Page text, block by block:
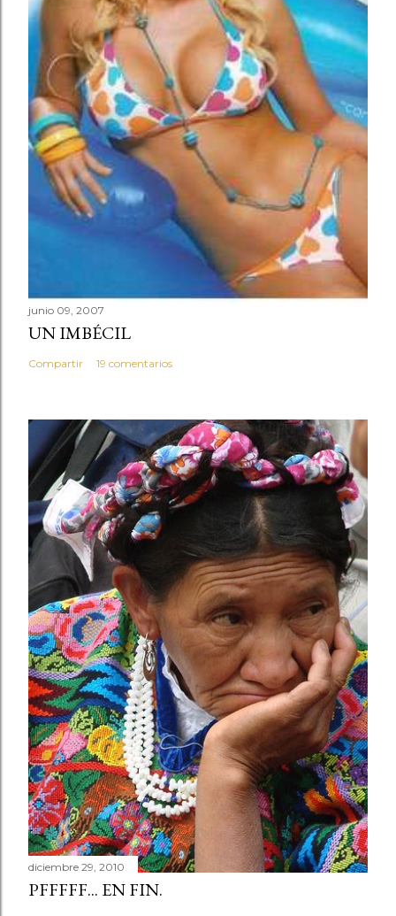
junio 09, 2007
UN IMBÉCIL
Compartir 19 comentarios
diciembre 29, 2010
PFFFFF... EN FIN.